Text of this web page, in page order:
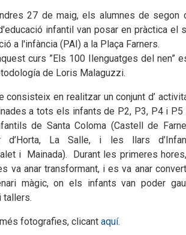
27 de maig, els alumnes de segon
infantil van posar en pràctica el
a l'infància (PAI) a la Plaça Farners.
curs ”Els 100 llenguatges del nen”
de Loris Malaguzzi.
consisteix en realitzar un conjunt d’
a tots els infants de P2, P3, P4 i P5
de Santa Coloma (Castell de
d’Horta, La Salle, i les llars
i Mainada). Durant les primeres
va anar transformant, i es va anar
màgic, on els infants van poder
tallers.
fotografies, clicant aquí.